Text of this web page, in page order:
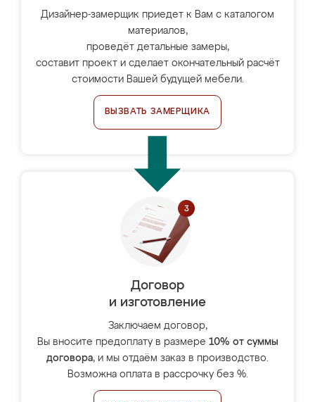
Дизайнер-замерщик приедет к Вам с каталогом
материалов,
проведёт детальные замеры,
составит проект и сделает окончательный расчёт
стоимости Вашей будущей мебели.
ВЫЗВАТЬ ЗАМЕРЩИКА
Договор
и изготовление
Заключаем договор,
Вы вносите предоплату в размере 10% от суммы
договора, и мы отдаём заказ в производство.
Возможна оплата в рассрочку без %.